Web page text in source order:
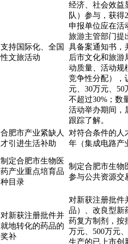
支持国际化、全国
性文旅活动
经济、社会效益
队）参与，获
申报单位应在活
旅游主管部门提
具备案通知书，
后市文化和旅游
动质量、活动规
竞争性分配），
元、30万元、
不超过30%；数
活动举办期间，
跟踪了解。
合肥市产业紧缺人
才引进生活补助
对符合条件的人
年（集成电路产
制定合肥市生物医
药产业重点培育品
种目录
制定合肥市生物
参与公共资源交
对新获注册批件并
就地转化的药品的
奖补
对新获注册批件
品）、改良型新
药复方制剂，按
万元、500万元
生产的已上市创